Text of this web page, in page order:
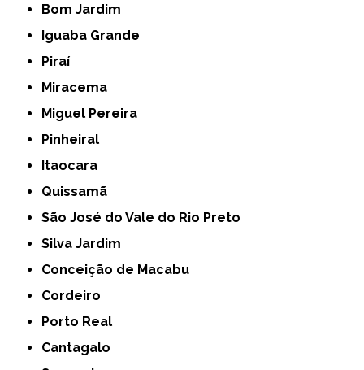
Bom Jardim
Iguaba Grande
Piraí
Miracema
Miguel Pereira
Pinheiral
Itaocara
Quissamã
São José do Vale do Rio Preto
Silva Jardim
Conceição de Macabu
Cordeiro
Porto Real
Cantagalo